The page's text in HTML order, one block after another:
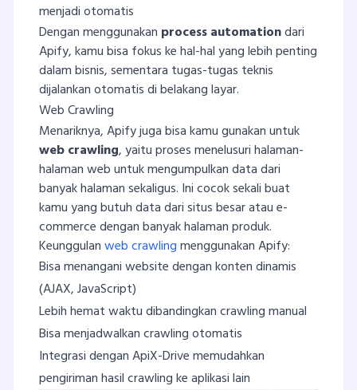
menjadi otomatis
Dengan menggunakan process automationdari
Apify, kamu bisa fokus ke hal-hal yang lebih penting
dalam bisnis, sementara tugas-tugas teknis
dijalankan otomatis di belakang layar.
Web Crawling
Menariknya, Apify juga bisa kamu gunakan untuk
web crawling, yaitu proses menelusuri halaman-
halaman web untuk mengumpulkan data dari
banyak halaman sekaligus. Ini cocok sekali buat
kamu yang butuh data dari situs besar atau e-
commerce dengan banyak halaman produk.
Keunggulanweb crawlingmenggunakan Apify:
Bisa menangani website dengan konten dinamis
(AJAX, JavaScript)
Lebih hemat waktu dibandingkan crawling manual
Bisa menjadwalkan crawling otomatis
Integrasi dengan ApiX-Drive memudahkan
pengiriman hasil crawling ke aplikasi lain